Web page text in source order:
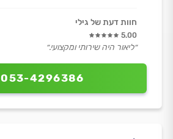
053-4296386
חוות דעת של גילי
5.00
״ליאור היה שירותי ומקצועי.״